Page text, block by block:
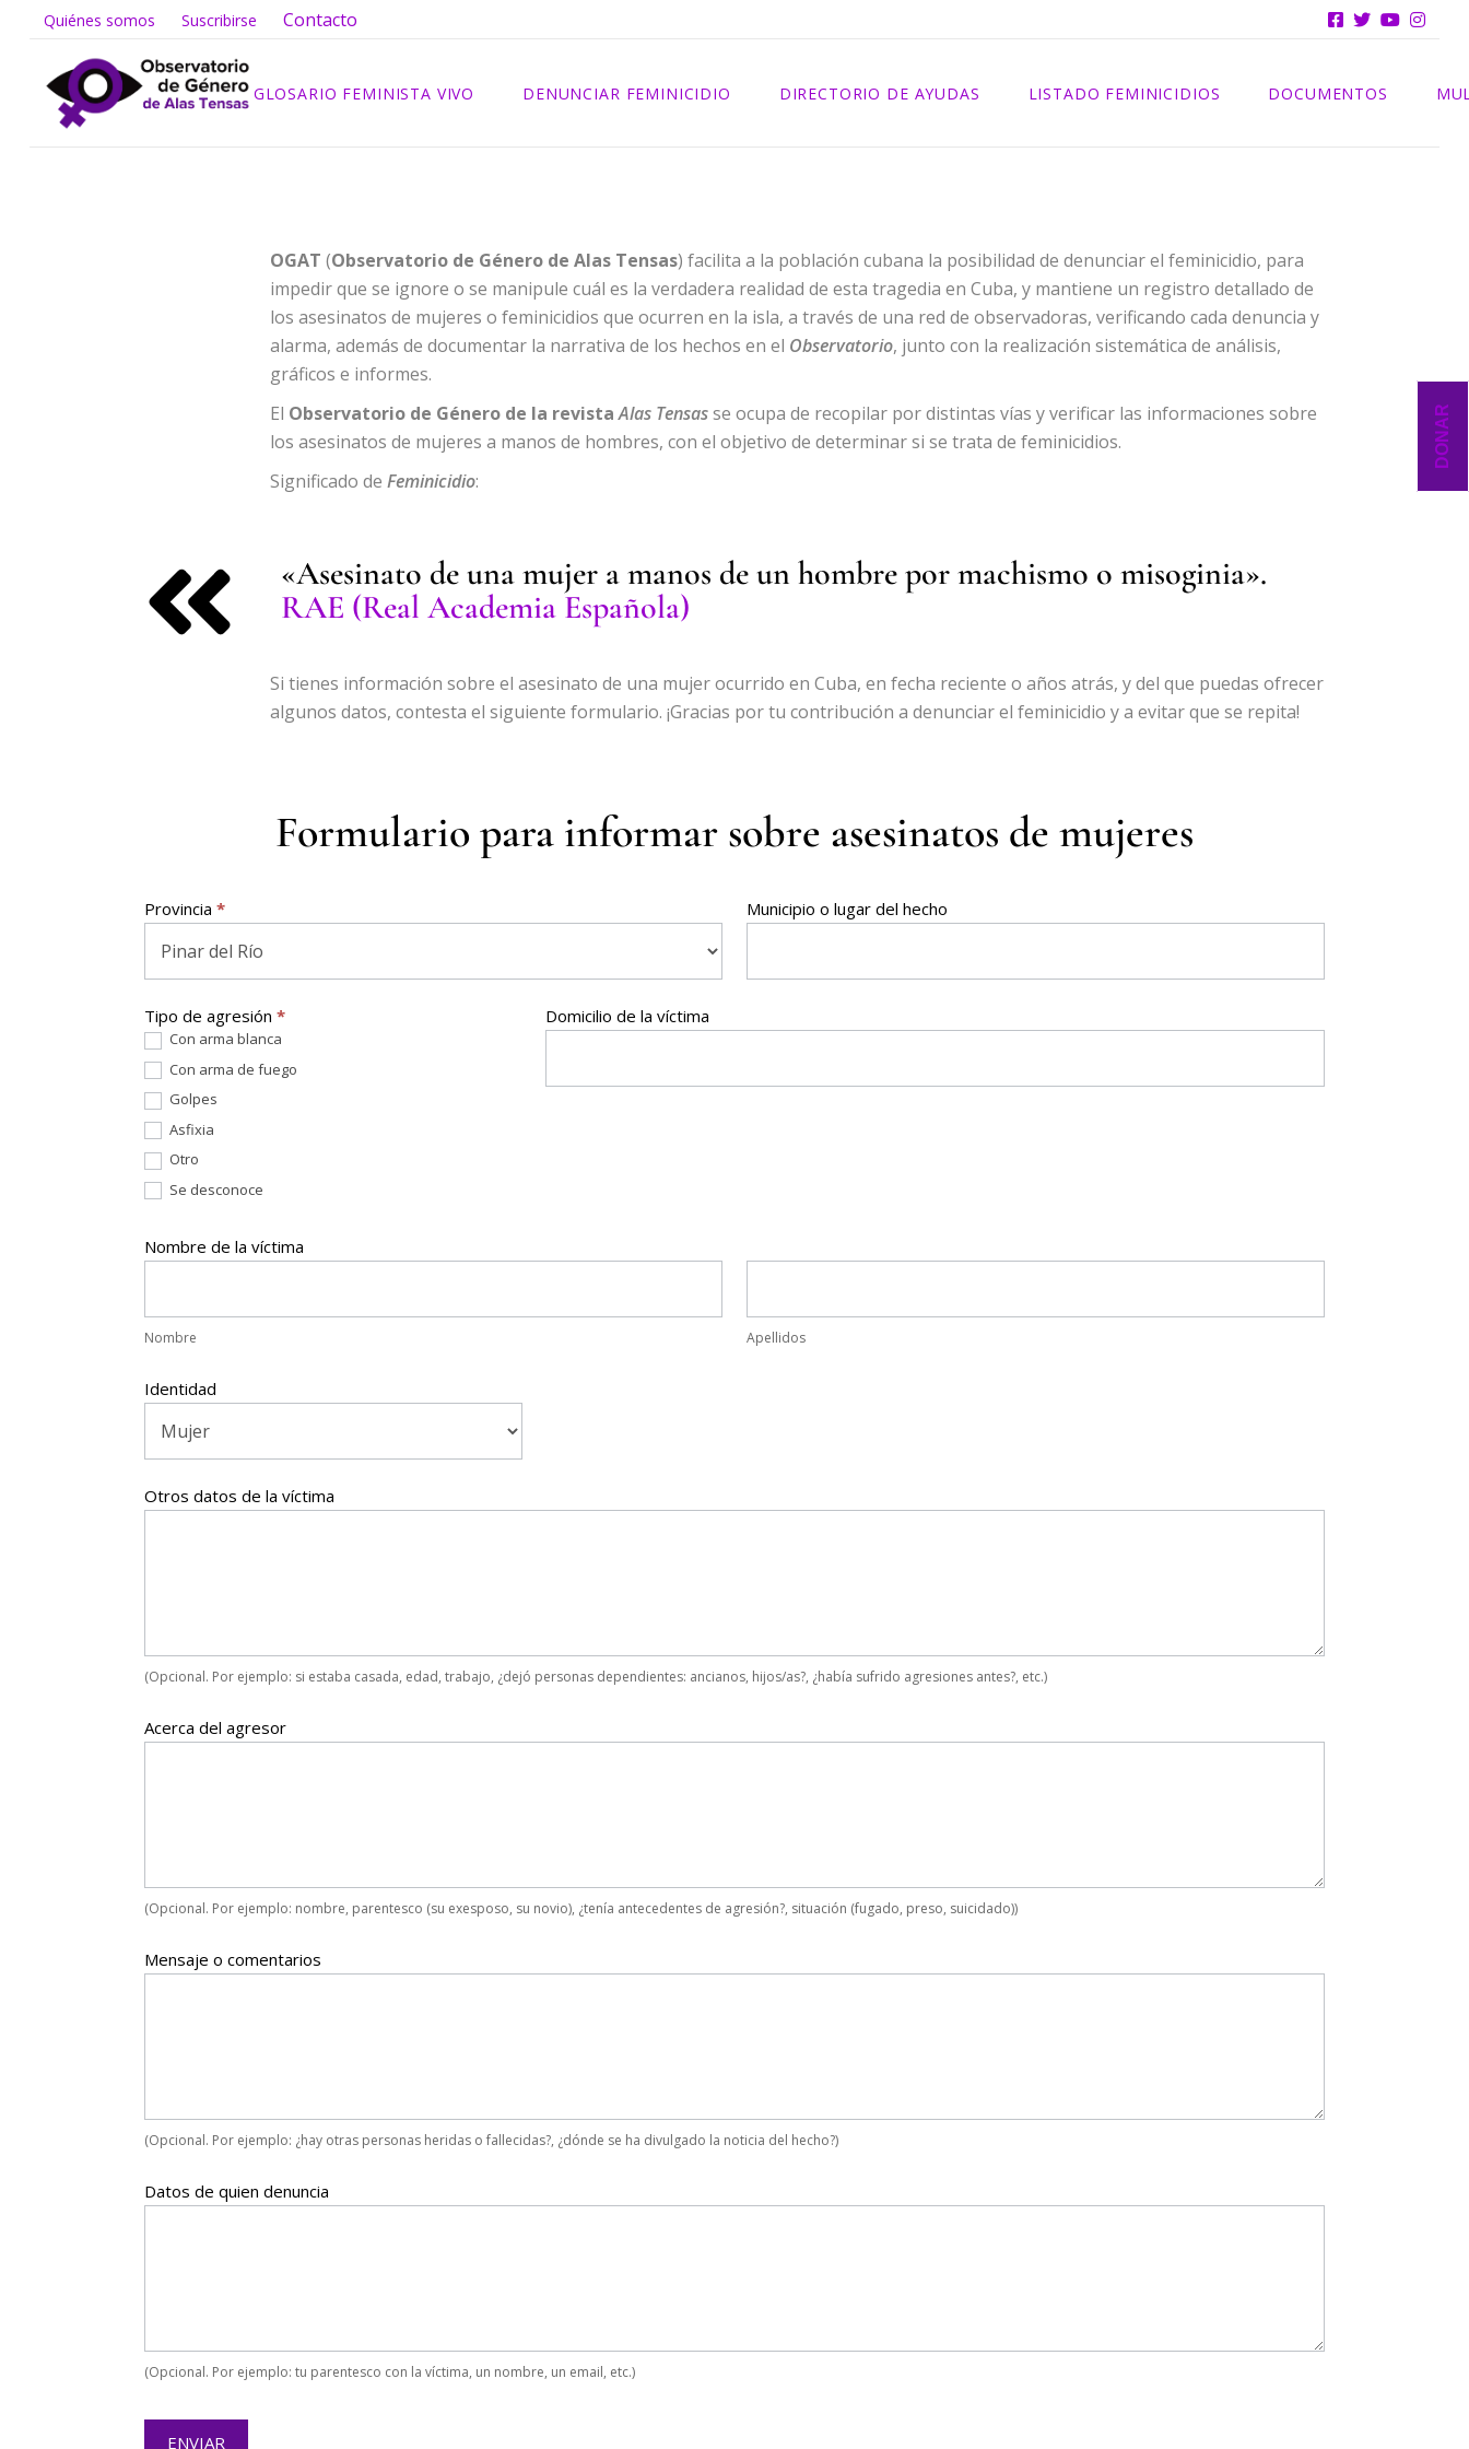
DONAR
Quiénes somos Suscribirse Contacto
GLOSARIO FEMINISTA VIVO DENUNCIAR FEMINICIDIO DIRECTORIO DE AYUDAS LISTADO FEMINICIDIOS
2023
2022
2021
DOCUMENTOS
2024
OGAT(Observatorio de Género de Alas Tensas) facilita a la población cubana la posibilidad de denunciar el feminicidio, para
impedir que se ignore o se manipule cuál es la verdadera realidad de esta tragedia en Cuba, y mantiene un registro detallado de
los asesinatos de mujeres ofeminicidiosque ocurren en la isla, a través de una red de observadoras, verificando cada denuncia y
alarma, además de documentar la narrativa de los hechos en el Observatorio, junto con la realización sistemática de análisis,
gráficos e informes.
El Observatorio de Género de la revistaAlas Tensasse ocupa de recopilar por distintas vías y verificar las informaciones sobre
los asesinatos de mujeres a manos de hombres, con el objetivo de determinar si se trata de feminicidios.
Significado deFeminicidio:
«Asesinato de una mujer a manos de un hombre por machismo o misoginia».
RAE (Real Academia Española)
Si tienes información sobre el asesinato de una mujer ocurrido en Cuba, en fecha reciente o años atrás, y del que puedas ofrecer
algunos datos, contesta el siguiente formulario. ¡Gracias por tu contribución a denunciar el feminicidio y a evitar que se repita!
Formulario para informar sobre asesinatos de mujeres
Denunciar
Provincia * Municipio o lugar del hecho
Tipo de agresión *
Con arma blanca
Con arma de fuego
Golpes
Asfixia
Otro
Se desconoce
Domicilio de la víctima
Nombre de la víctima
Nombre Apellidos
Identidad
Otros datos de la víctima
(Opcional. Por ejemplo: si estaba casada, edad, trabajo, ¿dejó personas dependientes: ancianos, hijos/as?, ¿había sufrido agresiones antes?, etc.)
Acerca del agresor
(Opcional. Por ejemplo: nombre, parentesco (su exesposo, su novio), ¿tenía antecedentes de agresión?, situación (fugado, preso, suicidado))
Mensaje o comentarios
(Opcional. Por ejemplo: ¿hay otras personas heridas o fallecidas?, ¿dónde se ha divulgado la noticia del hecho?)
Datos de quien denuncia
(Opcional. Por ejemplo: tu parentesco con la víctima, un nombre, un email, etc.)
ENVIAR